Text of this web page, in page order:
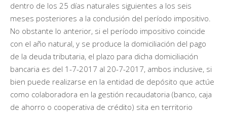
dentro de los 25 días naturales siguientes a los seis
meses posteriores a la conclusión del período impositivo.
No obstante lo anterior, si el período impositivo coincide
con el año natural, y se produce la domiciliación del pago
de la deuda tributaria, el plazo para dicha domiciliación
bancaria es del 1-7-2017 al 20-7-2017, ambos inclusive, si
bien puede realizarse en la entidad de depósito que actúe
como colaboradora en la gestión recaudatoria (banco, caja
de ahorro o cooperativa de crédito) sita en territorio